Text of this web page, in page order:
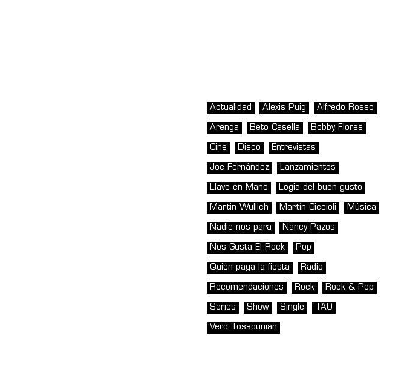
Actualidad Alexis Puig Alfredo Rosso
Arenga Beto Casella Bobby Flores
Cine Disco Entrevistas
Joe Fernández Lanzamientos
Llave en Mano Logia del buen gusto
Martin Wullich Martín Ciccioli Música
Nadie nos para Nancy Pazos
Nos Gusta El Rock Pop
Quién paga la fiesta Radio
Recomendaciones Rock Rock & Pop
Series Show Single TAO
Vero Tossounian